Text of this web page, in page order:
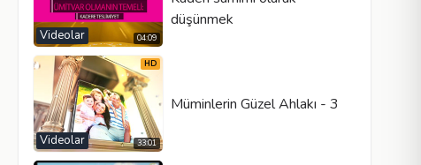
04:09
Videolar
düşünmek
HD
33:01
Videolar
Müminlerin Güzel Ahlakı - 3